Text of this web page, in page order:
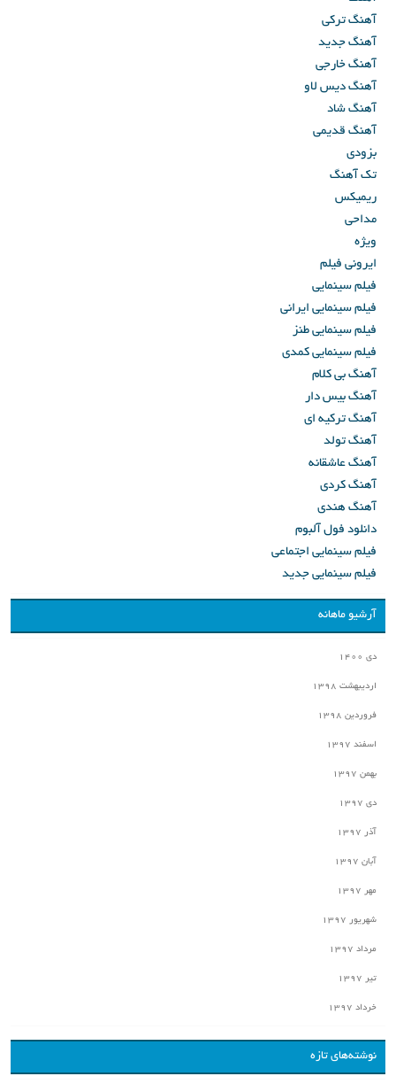
آهنگ ترکی
آهنگ جدید
آهنگ خارجی
آهنگ دیس لاو
آهنگ شاد
آهنگ قدیمی
بزودی
تک آهنگ
ریمیکس
مداحی
ویژه
ایرونی فیلم
فیلم سینمایی
فیلم سینمایی ایرانی
فیلم سینمایی طنز
فیلم سینمایی کمدی
آهنگ بی کلام
آهنگ بیس دار
آهنگ ترکیه ای
آهنگ تولد
آهنگ عاشقانه
آهنگ کردی
آهنگ هندی
دانلود فول آلبوم
فیلم سینمایی اجتماعی
فیلم سینمایی جدید
آرشیو ماهانه
دی ۱۴۰۰
اردیبهشت ۱۳۹۸
فروردین ۱۳۹۸
اسفند ۱۳۹۷
بهمن ۱۳۹۷
دی ۱۳۹۷
آذر ۱۳۹۷
آبان ۱۳۹۷
مهر ۱۳۹۷
شهریور ۱۳۹۷
مرداد ۱۳۹۷
تیر ۱۳۹۷
خرداد ۱۳۹۷
نوشته‌های تازه